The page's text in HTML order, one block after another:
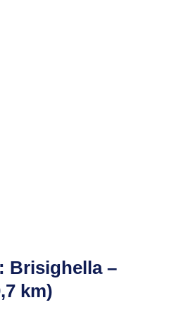
Brisighella –
km)